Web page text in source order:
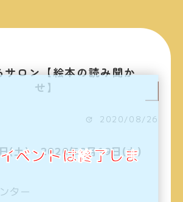
サロン【絵本の読み聞か
せ】
2020/08/26
(土)～2020年9月19日(土)
ター
ベントは終了しま